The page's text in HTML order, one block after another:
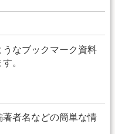
なブックマーク資料
。
者名などの簡単な情